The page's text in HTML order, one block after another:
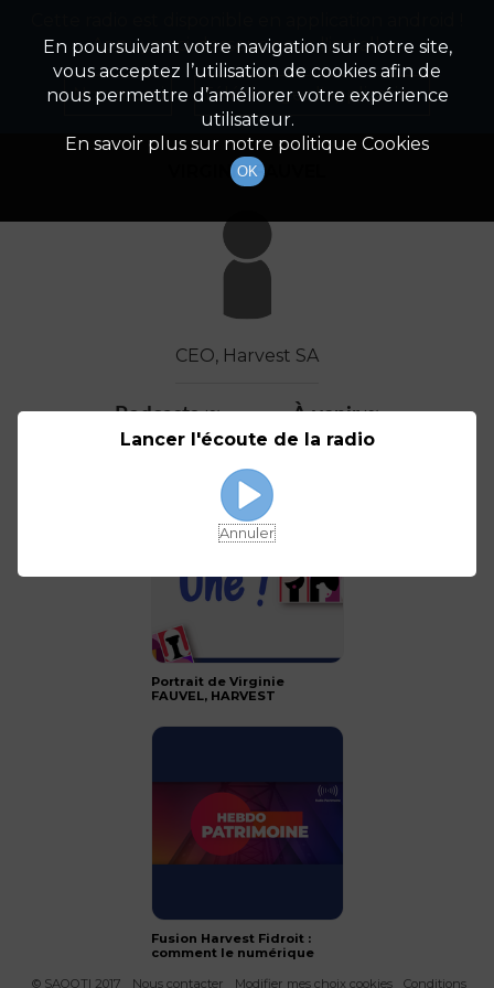
Détail De L'invité(e)
VIRGINIE FAUVEL
CEO, Harvest SA
Podcasts À venir
Portrait de Virginie
FAUVEL, HARVEST
Fusion Harvest Fidroit :
comment le numérique
des CGP ?
© SAOOTI 2017 Nous contacter Modifier mes choix cookies
Conditions
En poursuivant votre navigation sur notre site,
vous acceptez l’utilisation de cookies afin de
nous permettre d’améliorer votre expérience
utilisateur.
En savoir plus sur notre politique Cookies
OK
Appuyez ci-dessous pour l'installer.
Non merci Télécharger l'application
Lancer l'écoute de la radio
Annuler